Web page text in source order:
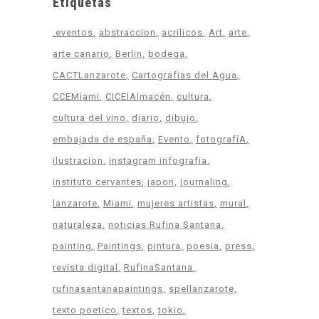
.eventos abstraccion acrilicos Art
arte
arte canario
Berlin
bodega
CACTLanzarote
Cartografias del Agua
CCEMiami
CICElAlmacén
cultura
cultura del vino
diario
dibujo
embajada de españa
Evento
fotografíA
ilustracion
instagram infografia
instituto cervantes japon
journaling
lanzarote Miami mujeres artistas mural
naturaleza
noticias Rufina Santana
painting
Paintings pintura poesia
press
revista digital
RufinaSantana
rufinasantanapaintings
spellanzarote
texto poetico
textos tokio